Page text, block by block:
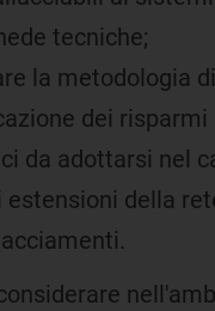
tecniche;
la metodologia di
dei risparmi
da adottarsi nel
estensioni della